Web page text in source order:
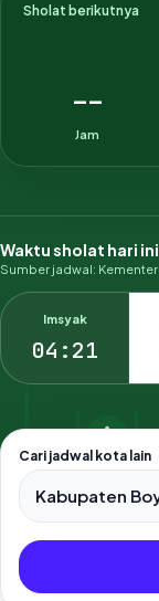
Sholat berikutnya
--
Jam
Waktu sholat hari ini
Sumber jadwal:
Imsyak
04:21
Cari jadwal kota lain
Pilih salah satu